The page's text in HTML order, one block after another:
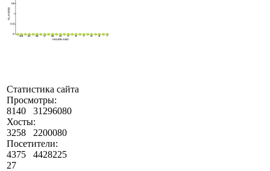
Статистика сайта
Просмотры:
8140
31296080
Хосты:
3258
2200080
Посетители:
4375
4428225
27